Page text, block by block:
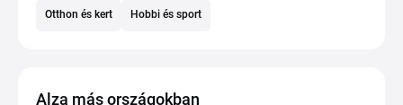
Otthon és kert Hobbi és sport
Alza más országokban